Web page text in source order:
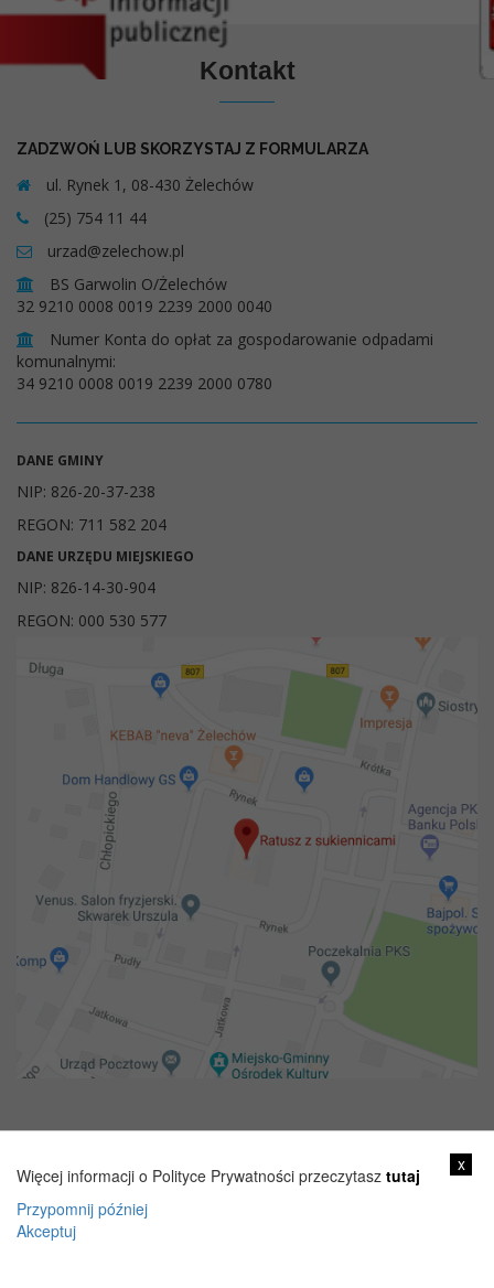
Kontakt
ZADZWOŃ LUB SKORZYSTAJ Z FORMULARZA
ul. Rynek 1, 08-430 Żelechów
(25) 754 11 44
urzad@zelechow.pl
BS Garwolin O/Żelechów
32 9210 0008 0019 2239 2000 0040
Numer Konta do opłat za gospodarowanie odpadami
komunalnymi:
34 9210 0008 0019 2239 2000 0780
DANE GMINY
NIP: 826-20-37-238
REGON: 711 582 204
DANE URZĘDU MIEJSKIEGO
NIP: 826-14-30-904
REGON: 000 530 577
x
Więcej informacji o Polityce Prywatności przeczytasz tutaj
Przypomnij później
Akceptuj